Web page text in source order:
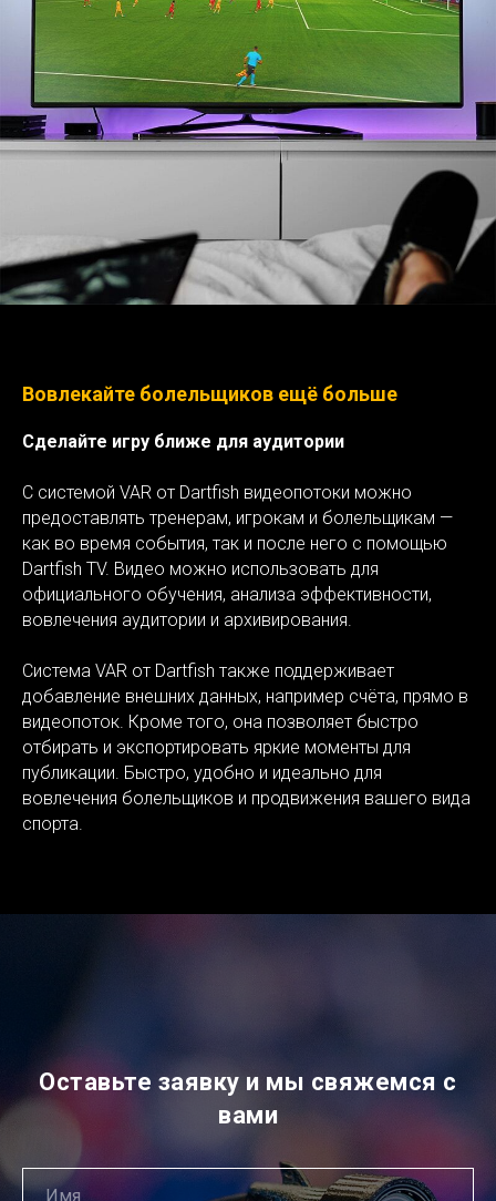
Вовлекайте болельщиков ещё больше
Сделайте игру ближе для аудитории
С системой VAR от Dartfish видеопотоки можно
предоставлять тренерам, игрокам и болельщикам —
как во время события, так и после него с помощью
Dartfish TV. Видео можно использовать для
официального обучения, анализа эффективности,
вовлечения аудитории и архивирования.
Система VAR от Dartfish также поддерживает
добавление внешних данных, например счёта, прямо в
видеопоток. Кроме того, она позволяет быстро
отбирать и экспортировать яркие моменты для
публикации. Быстро, удобно и идеально для
вовлечения болельщиков и продвижения вашего вида
спорта.
Оставьте заявку и мы свяжемся с
вами